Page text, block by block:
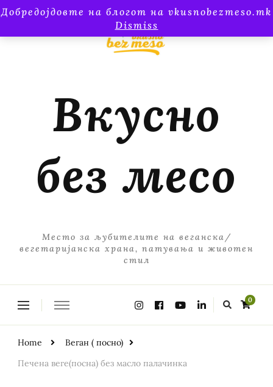
Добредојдовте на блогот на vkusnobezmeso.mk
Dismiss
Вкусно
без месо
Место за љубителите на веганска/
вегетаријанска храна, патувања и животен
стил
0
Home
Веган ( посно)
Печена веге(посна) без масло палачинка